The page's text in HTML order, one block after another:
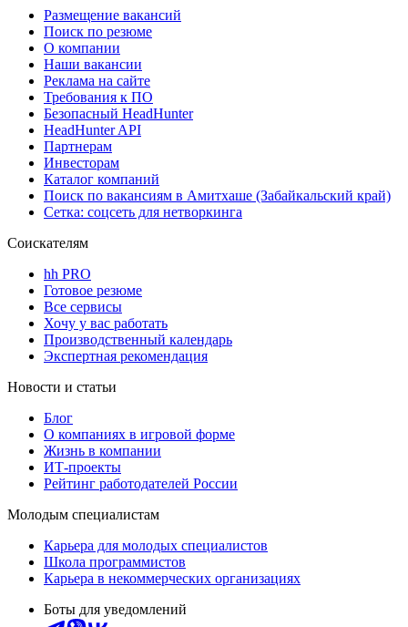
Размещение вакансий
Поиск по резюме
О компании
Наши вакансии
Реклама на сайте
Требования к ПО
Безопасный HeadHunter
HeadHunter API
Партнерам
Инвесторам
Каталог компаний
Поиск по вакансиям в Амитхаше (Забайкальский край)
Сетка: соцсеть для нетворкинга
Соискателям
hh PRO
Готовое резюме
Все сервисы
Хочу у вас работать
Производственный календарь
Экспертная рекомендация
Новости и статьи
Блог
О компаниях в игровой форме
Жизнь в компании
ИТ-проекты
Рейтинг работодателей России
Молодым специалистам
Карьера для молодых специалистов
Школа программистов
Карьера в некоммерческих организациях
Боты для уведомлений